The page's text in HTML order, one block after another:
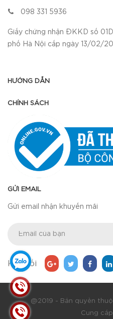
098 331 5936
Giấy chứng nhận ĐKKD số
phố Hà Nội cấp ngày 13/02/
HƯỚNG DẪN
CHÍNH SÁCH
GỬI EMAIL
Gửi email nhận khuyến mãi
Kết nối
@2019 - Bản quyền
Cung